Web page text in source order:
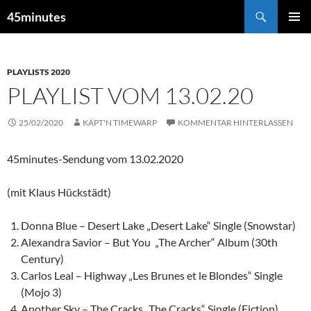
Inhalt
45minutes
PLAYLISTS 2020
PLAYLIST VOM 13.02.20
25/02/2020 KÄPT'N TIMEWARP KOMMENTAR HINTERLASSEN
45minutes-Sendung vom 13.02.2020
(mit Klaus Hückstädt)
Donna Blue – Desert Lake „Desert Lake“ Single (Snowstar)
Alexandra Savior – But You „The Archer“ Album (30th
Century)
Carlos Leal – Highway „Les Brunes et le Blondes“ Single
(Mojo 3)